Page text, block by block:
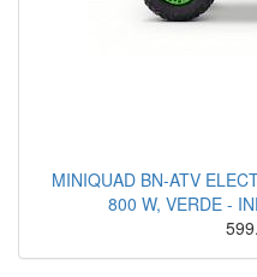
MINIQUAD BN-ATV
800 W, VERDE -